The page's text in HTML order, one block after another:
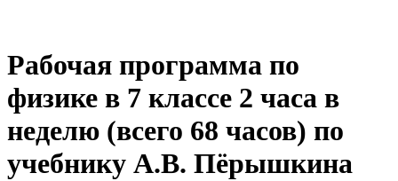
Рабочая программа по
физике в 7 классе 2 часа в
неделю (всего 68 часов) по
учебнику А.В. Пёрышкина